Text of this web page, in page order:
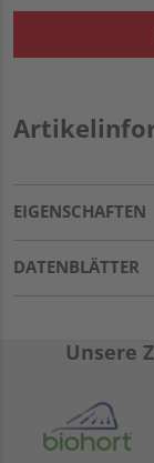
EIGENSCHAFTEN
DATENBLÄTTER
Unsere